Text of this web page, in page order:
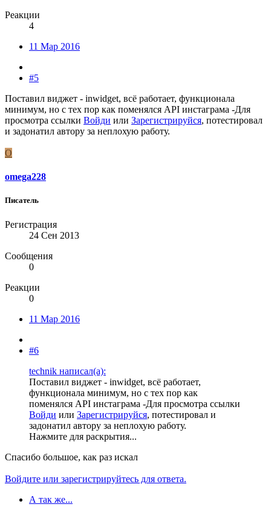
Реакции
4
11 Мар 2016
#5
Поставил виджет - inwidget, всё работает, функционала
минимум, но с тех пор как поменялся API инстаграма -Для
просмотра ссылки Войди или Зарегистрируйся, потестировал
и задонатил автору за неплохую работу.
O
omega228
Писатель
Регистрация
24 Сен 2013
Сообщения
0
Реакции
0
11 Мар 2016
#6
technik написал(а):
Поставил виджет - inwidget, всё работает,
функционала минимум, но с тех пор как
поменялся API инстаграма -Для просмотра ссылки
Войди или Зарегистрируйся, потестировал и
задонатил автору за неплохую работу.
Нажмите для раскрытия...
Спасибо большое, как раз искал
Войдите или зарегистрируйтесь для ответа.
А так же...